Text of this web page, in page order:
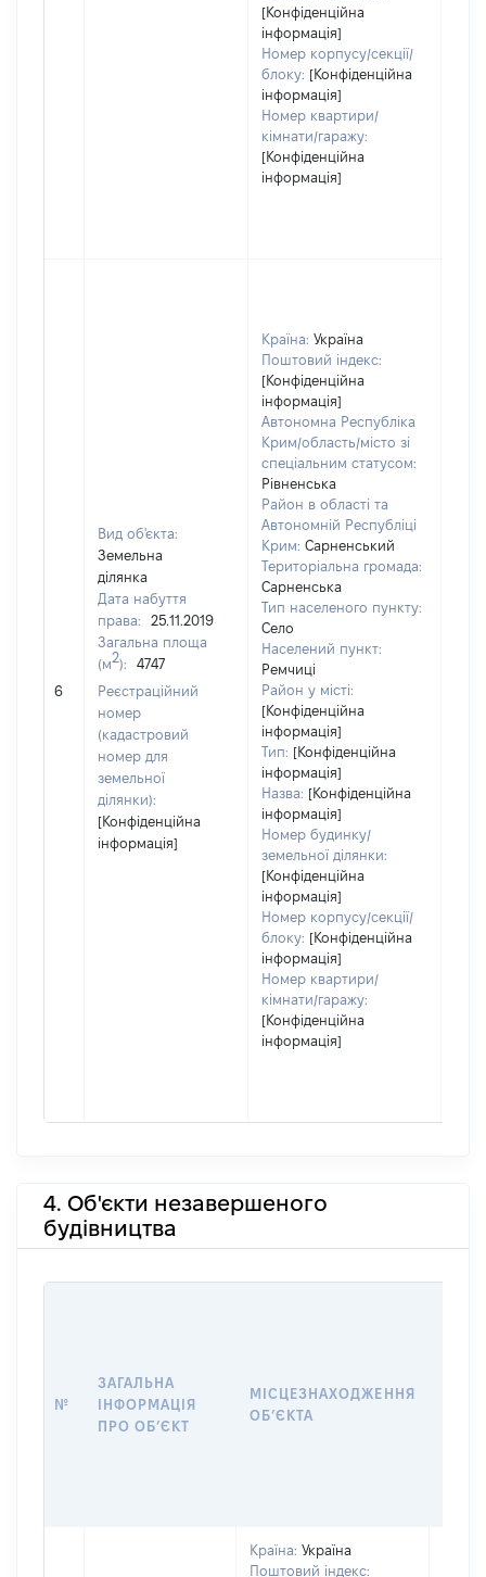
[Конфіденційна
інформація]
Номер корпусу/секції/
блоку: [Конфіденційна
інформація]
Номер квартири/
кімнати/гаражу:
[Конфіденційна
інформація]
6
Вид об'єкта:
Земельна
ділянка
Дата набуття
права:
25.11.2019
Загальна площа
(м2):
4747
Реєстраційний
номер
(кадастровий
номер для
земельної
ділянки):
[Конфіденційна
інформація]
Країна: Україна
Поштовий індекс:
[Конфіденційна
інформація]
Автономна Республіка
Крим/область/місто зі
спеціальним статусом:
Рівненська
Район в області та
Автономній Республіці
Крим: Сарненський
Територіальна громада:
Сарненська
Тип населеного пункту:
Село
Населений пункт:
Ремчиці
Район у місті:
[Конфіденційна
інформація]
Тип: [Конфіденційна
інформація]
Назва: [Конфіденційна
інформація]
Номер будинку/
земельної ділянки:
[Конфіденційна
інформація]
Номер корпусу/секції/
блоку: [Конфіденційна
інформація]
Номер квартири/
кімнати/гаражу:
[Конфіденційна
інформація]
4. Об'єкти незавершеного
будівництва
№
ЗАГАЛЬНА
ІНФОРМАЦІЯ
ПРО ОБʼЄКТ
МІСЦЕЗНАХОДЖЕННЯ
ОБʼЄКТА
Країна: Україна
Поштовий індекс: